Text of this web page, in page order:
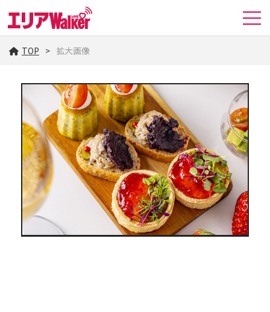
TOP 拡大画像